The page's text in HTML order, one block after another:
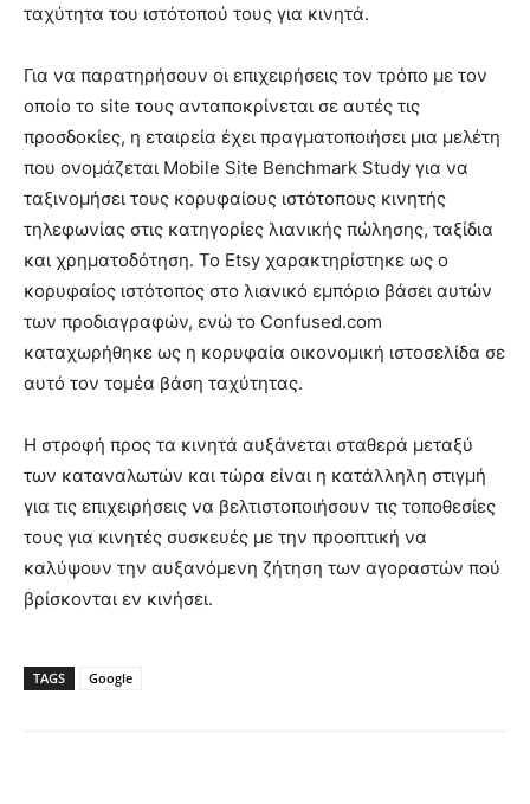
ταχύτητα του ιστότοπού τους για κινητά.
Για να παρατηρήσουν οι επιχειρήσεις τον τρόπο με τον
οποίο το site τους ανταποκρίνεται σε αυτές τις
προσδοκίες, η εταιρεία έχει πραγματοποιήσει μια μελέτη
που ονομάζεται Mobile Site Benchmark Study για να
ταξινομήσει τους κορυφαίους ιστότοπους κινητής
τηλεφωνίας στις κατηγορίες λιανικής πώλησης, ταξίδια
και χρηματοδότηση. Το Etsy χαρακτηρίστηκε ως ο
κορυφαίος ιστότοπος στο λιανικό εμπόριο βάσει αυτών
των προδιαγραφών, ενώ το Confused.com
καταχωρήθηκε ως η κορυφαία οικονομική ιστοσελίδα σε
αυτό τον τομέα βάση ταχύτητας.
Η στροφή προς τα κινητά αυξάνεται σταθερά μεταξύ
των καταναλωτών και τώρα είναι η κατάλληλη στιγμή
για τις επιχειρήσεις να βελτιστοποιήσουν τις τοποθεσίες
τους για κινητές συσκευές με την προοπτική να
καλύψουν την αυξανόμενη ζήτηση των αγοραστών πού
βρίσκονται εν κινήσει.
TAGS Google